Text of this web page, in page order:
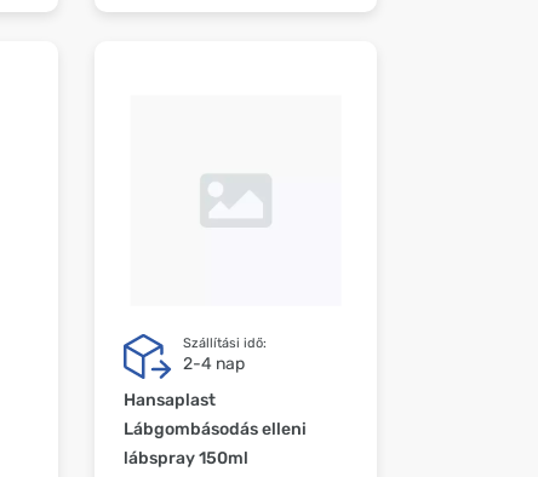
Szállítási idő:
2-4 nap
Hansaplast
Lábgombásodás elleni
lábspray 150ml